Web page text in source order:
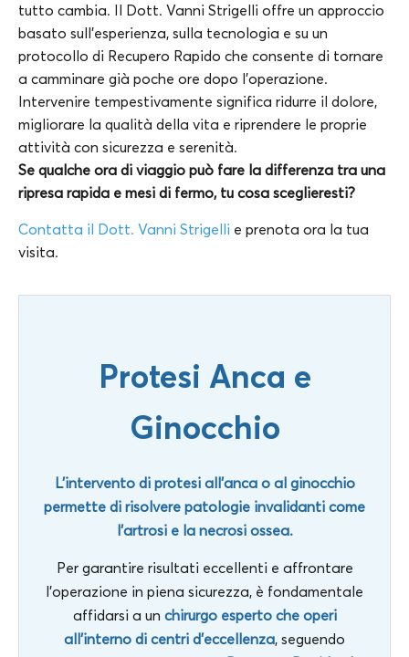
tutto cambia. Il Dott. Vanni Strigelli offre un approccio
basato sull’esperienza, sulla tecnologia e su un
protocollo di Recupero Rapido che consente di tornare
a camminare già poche ore dopo l’operazione.
Intervenire tempestivamente significa ridurre il dolore,
migliorare la qualità della vita e riprendere le proprie
attività con sicurezza e serenità.
Se qualche ora di viaggio può fare la differenza tra una
ripresa rapida e mesi di fermo, tu cosa sceglieresti?
Contatta il Dott. Vanni Strigelli e prenota ora la tua
visita.
Protesi Anca e
Ginocchio
L’intervento di protesi all’anca o al ginocchio
permette di risolvere patologie invalidanti come
l’artrosi e la necrosi ossea.
Per garantire risultati eccellenti e affrontare
l’operazione in piena sicurezza, è fondamentale
affidarsi a un chirurgo esperto che operi
all’interno di centri d’eccellenza, seguendo